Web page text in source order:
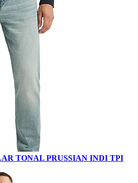
TONAL PRUSSIAN INDI TPI